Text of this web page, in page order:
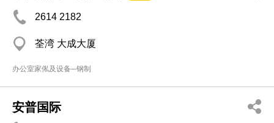
2614 2182
荃湾 大成大厦
办公室家俬及设备─钢制
安普国际